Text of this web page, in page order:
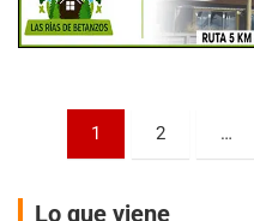
Paginación
entradas
1 2 …
Lo que viene
Trenque Lauquen (Buenos Aires)
Villaguay (Entre Ríos)
VICTORIENSE - F7
Victoria (Entre Ríos)